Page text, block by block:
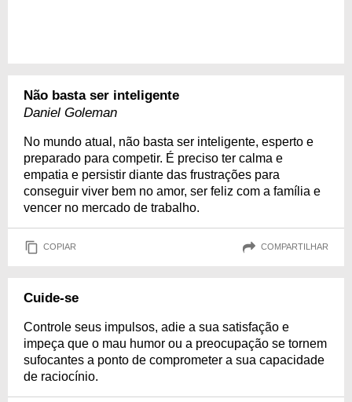
Não basta ser inteligente
Daniel Goleman
No mundo atual, não basta ser inteligente, esperto e
preparado para competir. É preciso ter calma e
empatia e persistir diante das frustrações para
conseguir viver bem no amor, ser feliz com a família e
vencer no mercado de trabalho.
COPIAR COMPARTILHAR
Cuide-se
Controle seus impulsos, adie a sua satisfação e
impeça que o mau humor ou a preocupação se tornem
sufocantes a ponto de comprometer a sua capacidade
de raciocínio.